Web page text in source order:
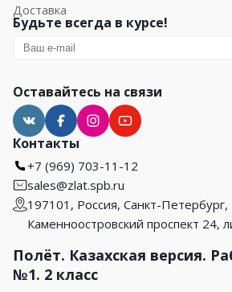
Полёт. Казахская версия.
№1. 2 класс
Доставка
Будьте всегда в курсе!
Оставайтесь на связи
Контакты
+7 (969) 703-11-12
sales@zlat.spb.ru
197101, Россия, Санкт-Петербург,
Каменноостровский проспект 24,